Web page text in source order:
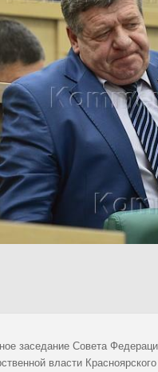
заседание Совета
власти